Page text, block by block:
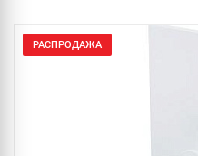
РАСПРОДАЖА